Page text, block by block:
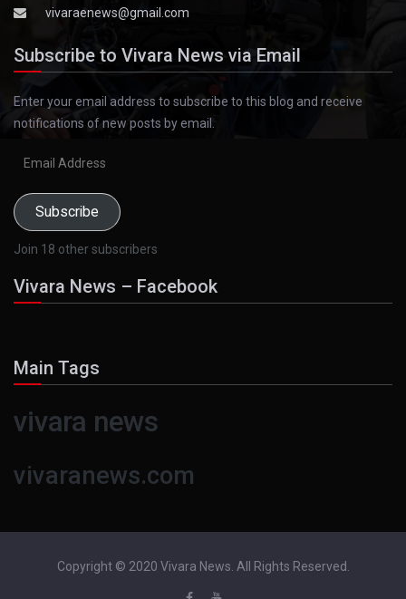
vivaraenews@gmail.com
Subscribe to Vivara News via Email
Enter your email address to subscribe to this blog and receive
notifications of new posts by email.
Subscribe
Join 18 other subscribers
Vivara News – Facebook
Main Tags
vivara news
vivaranews.com
Copyright © 2020 Vivara News. All Rights Reserved.